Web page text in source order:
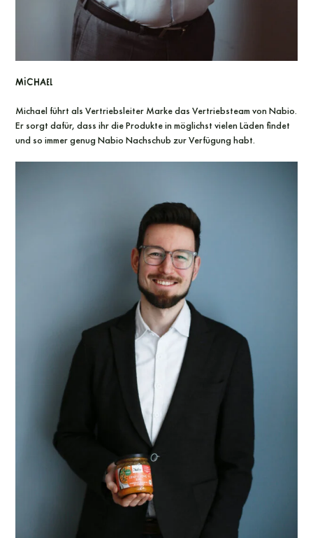
Michael
Michael führt als Vertriebsleiter Marke das Vertriebsteam von Nabio.
Er sorgt dafür, dass ihr die Produkte in möglichst vielen Läden findet
und so immer genug Nabio Nachschub zur Verfügung habt.